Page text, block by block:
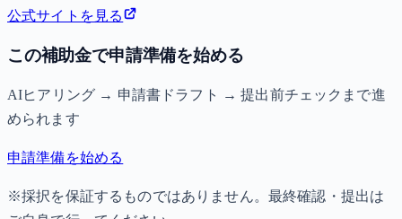
公式サイトを見る
この補助金で申請準備を始める
AIヒアリング → 申請書ドラフト → 提出前チェックまで進
められます
申請準備を始める
※採択を保証するものではありません。最終確認・提出は